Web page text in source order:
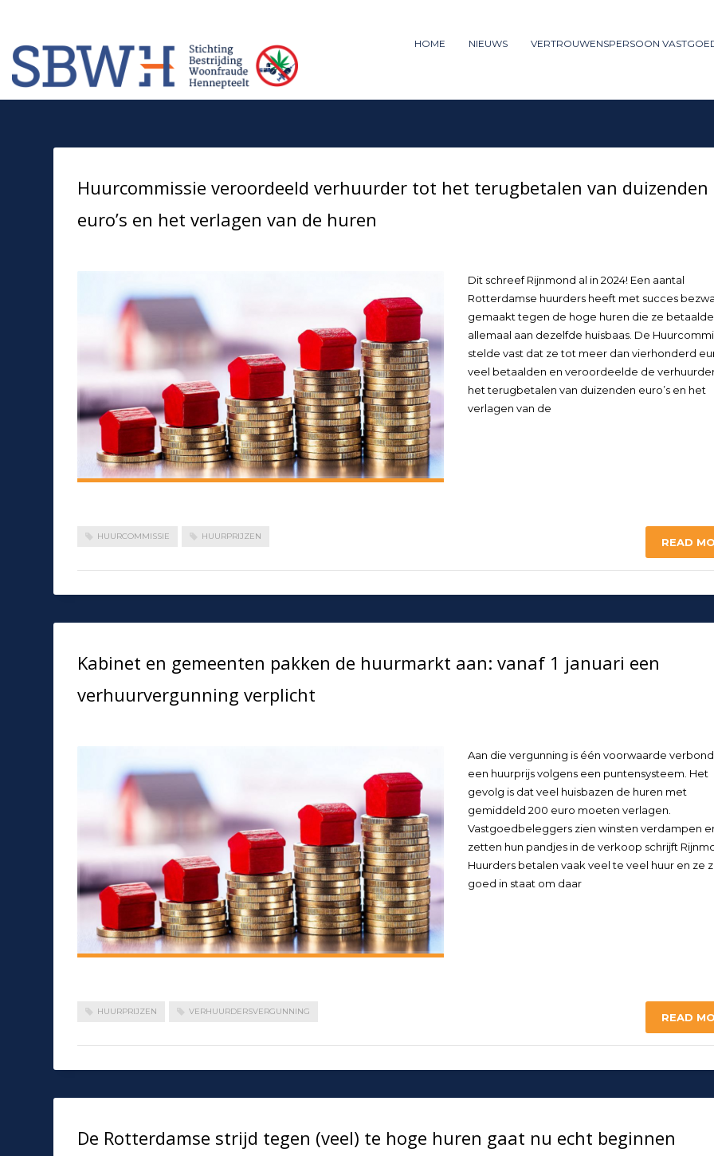
1 Login or create new account.
If you still have problems, please let us know, by sending an email to support@website.com . Thank you!
HOME NIEUWS VERTROUWENSPERSOON
Huurcommissie veroordeeld verhuurder tot het terugbetalen van duizenden
euro’s en het verlagen van de huren
Dit schreef Rijnmond al in 2024! Een aantal
Rotterdamse huurders heeft met succes
gemaakt tegen de hoge huren die ze
allemaal aan dezelfde huisbaas. De
stelde vast dat ze tot meer dan vierhonderd
veel betaalden en veroordeelde de
het terugbetalen van duizenden euro’s en het
verlagen van de
HUURCOMMISSIE HUURPRIJZEN READ
Kabinet en gemeenten pakken de huurmarkt aan: vanaf 1 januari een
verhuurvergunning verplicht
Aan die vergunning is één voorwaarde
een huurprijs volgens een puntensysteem. Het
gevolg is dat veel huisbazen de huren met
gemiddeld 200 euro moeten verlagen.
Vastgoedbeleggers zien winsten verdampen
zetten hun pandjes in de verkoop schrijft
Huurders betalen vaak veel te veel huur en ze
goed in staat om daar
HUURPRIJZEN VERHUURDERSVERGUNNING READ
De Rotterdamse strijd tegen (veel) te hoge huren gaat nu echt beginnen